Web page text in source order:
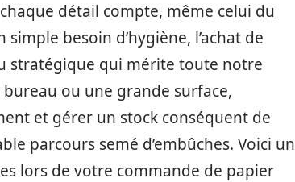
détail compte, même celui du
besoin d’hygiène, l’achat de
stratégique qui mérite toute notre
ou une grande surface,
et gérer un stock conséquent de
parcours semé d’embûches. Voici un
lors de votre commande de papier